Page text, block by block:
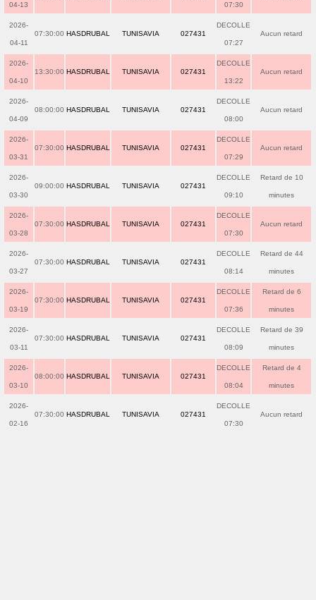
04-13 07:30
2026-
04-11
07:30:00 HASDRUBAL TUNISAVIA 027431
DECOLLE
07:27
Aucun retard
2026-
04-10
13:30:00 HASDRUBAL TUNISAVIA 027431
DECOLLE
13:22
Aucun retard
2026-
04-09
08:00:00 HASDRUBAL TUNISAVIA 027431
DECOLLE
08:00
Aucun retard
2026-
03-31
07:30:00 HASDRUBAL TUNISAVIA 027431
DECOLLE
07:29
Aucun retard
2026-
03-30
09:00:00 HASDRUBAL TUNISAVIA 027431
DECOLLE
09:10
Retard de 10
minutes
2026-
03-28
07:30:00 HASDRUBAL TUNISAVIA 027431
DECOLLE
07:30
Aucun retard
2026-
03-27
07:30:00 HASDRUBAL TUNISAVIA 027431
DECOLLE
08:14
Retard de 44
minutes
2026-
03-19
07:30:00 HASDRUBAL TUNISAVIA 027431
DECOLLE
07:36
Retard de 6
minutes
2026-
03-11
07:30:00 HASDRUBAL TUNISAVIA 027431
DECOLLE
08:09
Retard de 39
minutes
2026-
03-10
08:00:00 HASDRUBAL TUNISAVIA 027431
DECOLLE
08:04
Retard de 4
minutes
2026-
02-16
07:30:00 HASDRUBAL TUNISAVIA 027431
DECOLLE
07:30
Aucun retard